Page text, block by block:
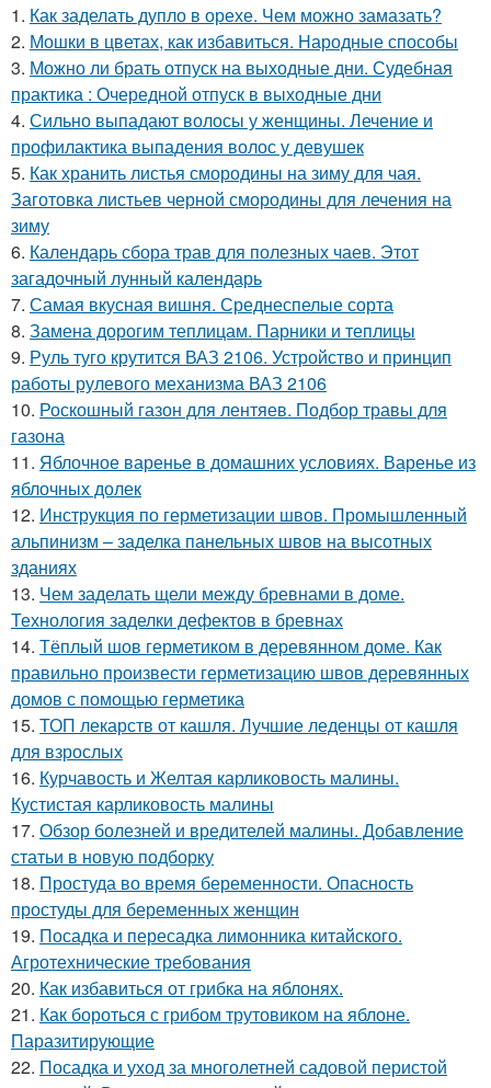
1. Как заделать дупло в орехе. Чем можно замазать?
2. Мошки в цветах, как избавиться. Народные способы
3. Можно ли брать отпуск на выходные дни. Судебная
практика : Очередной отпуск в выходные дни
4. Сильно выпадают волосы у женщины. Лечение и
профилактика выпадения волос у девушек
5. Как хранить листья смородины на зиму для чая.
Заготовка листьев черной смородины для лечения на
зиму
6. Календарь сбора трав для полезных чаев. Этот
загадочный лунный календарь
7. Самая вкусная вишня. Среднеспелые сорта
8. Замена дорогим теплицам. Парники и теплицы
9. Руль туго крутится ВАЗ 2106. Устройство и принцип
работы рулевого механизма ВАЗ 2106
10. Роскошный газон для лентяев. Подбор травы для
газона
11. Яблочное варенье в домашних условиях. Варенье из
яблочных долек
12. Инструкция по герметизации швов. Промышленный
альпинизм – заделка панельных швов на высотных
зданиях
13. Чем заделать щели между бревнами в доме.
Технология заделки дефектов в бревнах
14. Тёплый шов герметиком в деревянном доме. Как
правильно произвести герметизацию швов деревянных
домов с помощью герметика
15. ТОП лекарств от кашля. Лучшие леденцы от кашля
для взрослых
16. Курчавость и Желтая карликовость малины.
Кустистая карликовость малины
17. Обзор болезней и вредителей малины. Добавление
статьи в новую подборку
18. Простуда во время беременности. Опасность
простуды для беременных женщин
19. Посадка и пересадка лимонника китайского.
Агротехнические требования
20. Как избавиться от грибка на яблонях.
21. Как бороться с грибом трутовиком на яблоне.
Паразитирующие
22. Посадка и уход за многолетней садовой перистой